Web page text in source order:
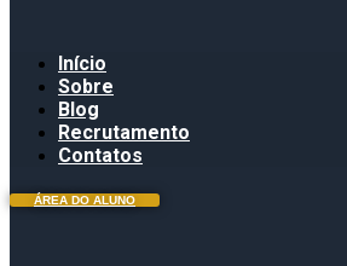
Início
Sobre
Blog
Recrutamento
Contatos
ÁREA DO ALUNO